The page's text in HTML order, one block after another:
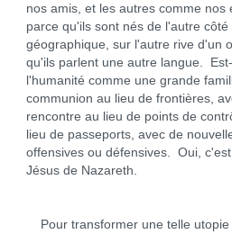
nos amis, et les autres comme nos
parce qu'ils sont nés de l'autre
géographique, sur l'autre rive d'un
qu'ils parlent une autre langue.
l'humanité comme une grande
communion au lieu de frontières,
rencontre au lieu de points de
lieu de passeports, avec de
offensives ou défensives. Oui,
Jésus de Nazareth.
Pour transformer une telle utopie